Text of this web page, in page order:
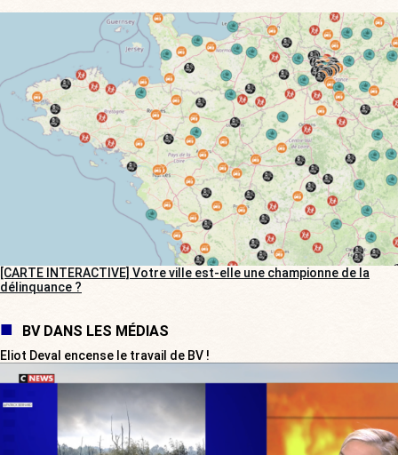
[CARTE INTERACTIVE] Votre ville est-elle une championne de la
délinquance ?
BV DANS LES MÉDIAS
Eliot Deval encense le travail de BV !